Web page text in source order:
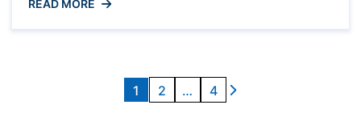
op dit gebied is Hestia Domotica. Met hun
geavanceerde systemen en innovatieve
Domotica biedt een breed scala aan producten ...
READ MORE
1 2 … 4